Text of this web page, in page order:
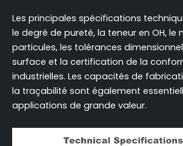
Les principales spécifications
le degré de pureté, la teneur en OH, le
particules, les tolérances
surface et la certification de la
industrielles. Les capacités de
la traçabilité sont également
applications de grande valeur.